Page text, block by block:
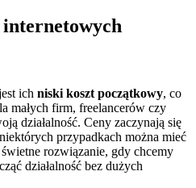
ich niski koszt początkowy, co
małych firm, freelancerów czy
działalność. Ceny zaczynają się
przypadkach można mieć
rozwiązanie, gdy chcemy
działalność bez dużych